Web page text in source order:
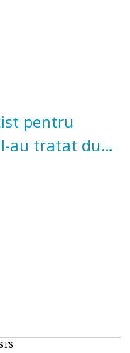
pentru
au tratat după